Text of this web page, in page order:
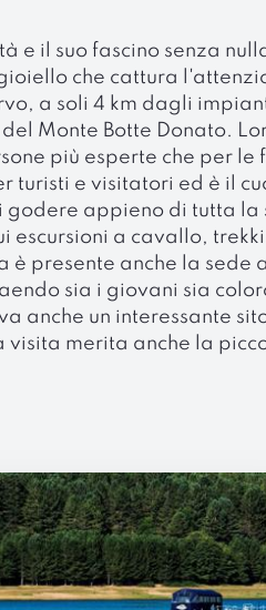
e il suo fascino senza
che cattura
a soli 4 km dagli
Monte Botte Donato.
più esperte che per
e visitatori ed è il
appieno di tutta
a cavallo,
presente anche la
sia i giovani sia
anche un interessante
merita anche la